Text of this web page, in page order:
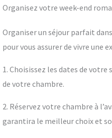
Organisez votre week-end
Organiser un séjour parfait
pour vous assurer de vivre une
1. Choisissez les dates de
de votre chambre.
2. Réservez votre chambre à
garantira le meilleur choix et